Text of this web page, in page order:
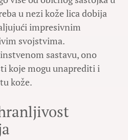
u nezi kože lica dobija
impresivnim
svojstvima.
sastavu, ono
koje mogu unaprediti i
kože.